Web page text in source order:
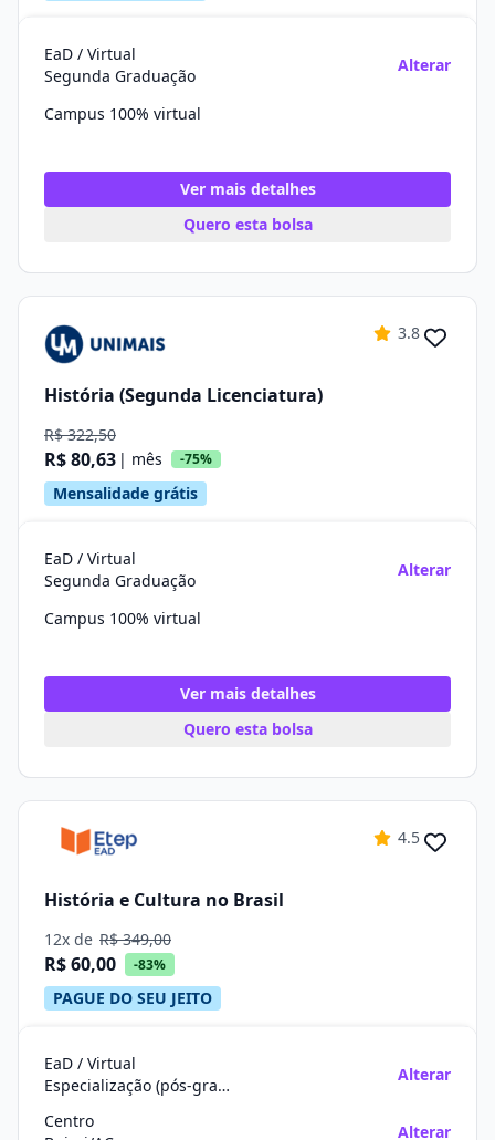
EaD / Virtual
Segunda Graduação
Alterar
Campus 100% virtual
Ver mais detalhes
Quero esta bolsa
3.8
História (Segunda Licenciatura)
R$ 322,50
R$ 80,63 | mês -75%
Mensalidade grátis
EaD / Virtual
Segunda Graduação
Alterar
Campus 100% virtual
Ver mais detalhes
Quero esta bolsa
4.5
História e Cultura no Brasil
12x de R$ 349,00
R$ 60,00 -83%
PAGUE DO SEU JEITO
EaD / Virtual
Especialização (pós-graduação)
Alterar
Centro
Alterar